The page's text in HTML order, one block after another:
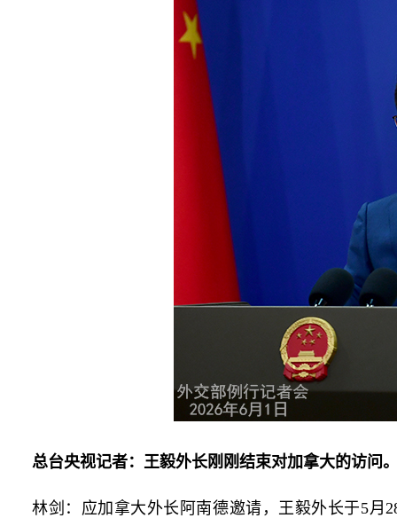
总台央视记者：王毅外长刚刚结束对加拿大的访问
林剑：应加拿大外长阿南德邀请，王毅外长于5月